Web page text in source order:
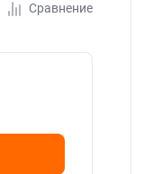
Сравнение